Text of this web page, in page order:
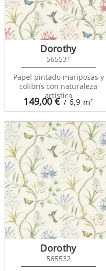
149,00€ / 6,9 m²
Dorothy
565531
Papel pintado mariposas y
colibrís con naturaleza
artística
Dorothy
565532